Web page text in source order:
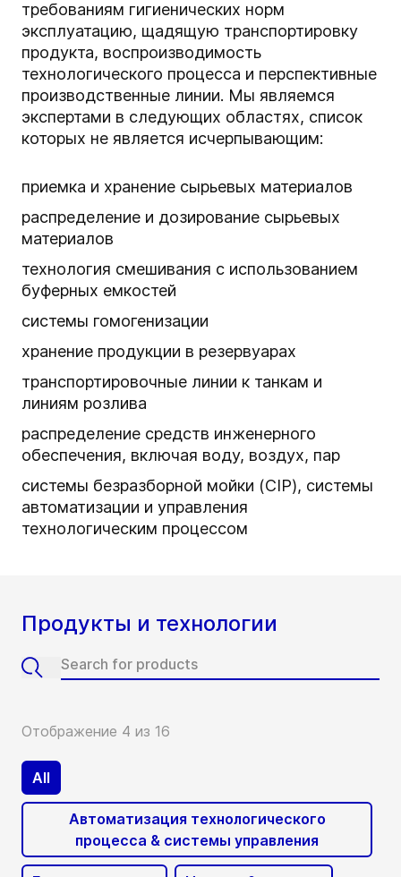
требованиям гигиенических норм
эксплуатацию, щадящую транспортировку
продукта, воспроизводимость
технологического процесса и перспективные
производственные линии. Мы являемся
экспертами в следующих областях, список
которых не является исчерпывающим:
приемка и хранение сырьевых материалов
распределение и дозирование сырьевых
материалов
технология смешивания с использованием
буферных емкостей
системы гомогенизации
хранение продукции в резервуарах
транспортировочные линии к танкам и
линиям розлива
распределение средств инженерного
обеспечения, включая воду, воздух, пар
системы безразборной мойки (CIP), системы
автоматизации и управления
технологическим процессом
Продукты и технологии
Отображение 4 из 16
All
Автоматизация технологического
процесса & системы управления